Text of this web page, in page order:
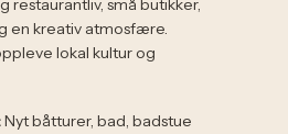
restaurantliv, små butikker,
en kreativ atmosfære.
lokal kultur og
Nyt båtturer, bad, badstue